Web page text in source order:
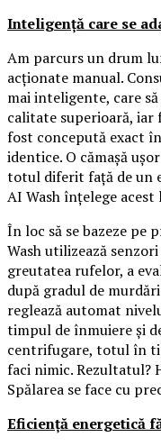
Inteligență care se
Am parcurs un drum
acționate manual.
mai inteligente, care
calitate superioară, iar
fost concepută exact
identice. O cămașă
totul diferit față de un
AI Wash înțelege acest
În loc să se bazeze pe
Wash utilizează
greutatea rufelor, a
după gradul de
reglează automat
timpul de înmuiere și
centrifugare, totul în
faci nimic. Rezultatul?
Spălarea se face cu
Eficiență energetică